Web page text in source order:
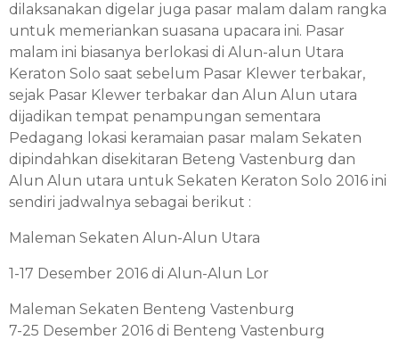
dilaksanakan digelar juga pasar malam dalam rangka
untuk memeriankan suasana upacara ini. Pasar
malam ini biasanya berlokasi di Alun-alun Utara
Keraton Solo saat sebelum Pasar Klewer terbakar,
sejak Pasar Klewer terbakar dan Alun Alun utara
dijadikan tempat penampungan sementara
Pedagang lokasi keramaian pasar malam Sekaten
dipindahkan disekitaran Beteng Vastenburg dan
Alun Alun utara untuk Sekaten Keraton Solo 2016 ini
sendiri jadwalnya sebagai berikut :
Maleman Sekaten Alun-Alun Utara
1-17 Desember 2016 di Alun-Alun Lor
Maleman Sekaten Benteng Vastenburg
7-25 Desember 2016 di Benteng Vastenburg